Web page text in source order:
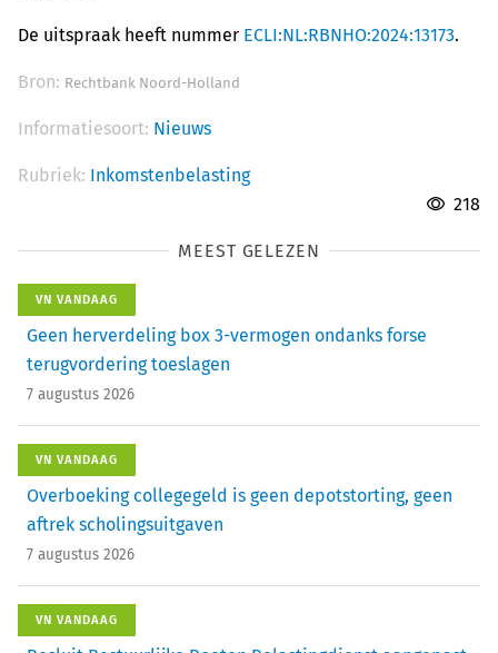
De uitspraak heeft nummer ECLI:NL:RBNHO:2024:13173.
Bron: Rechtbank Noord-Holland
Informatiesoort: Nieuws
Rubriek: Inkomstenbelasting
218
MEEST GELEZEN
VN VANDAAG
Geen herverdeling box 3-vermogen ondanks forse
terugvordering toeslagen
7 augustus 2026
VN VANDAAG
Overboeking collegegeld is geen depotstorting, geen
aftrek scholingsuitgaven
7 augustus 2026
VN VANDAAG